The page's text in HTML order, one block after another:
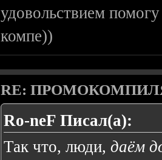
удовольствием
компе))
RE:
Ro-neF Писал(а):
Так что, люди,даём